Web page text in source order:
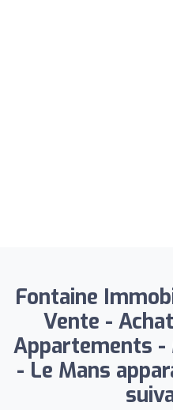
Fontaine
Vente -
Appartements -
- Le Mans